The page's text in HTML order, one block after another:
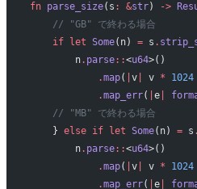
fn parse_size(s : &str) ->
    // "GB" で終わる場合
    if
let Some(n) = s .
        n
. parse::<u64>()
            .
map( v| v * 1024
            .
map_err( e|
    // "MB" で終わる場合
    }
else if let Some(n) = s .
        n
. parse::<u64>()
            .
map( v| v * 1024
            .
map_err( e|